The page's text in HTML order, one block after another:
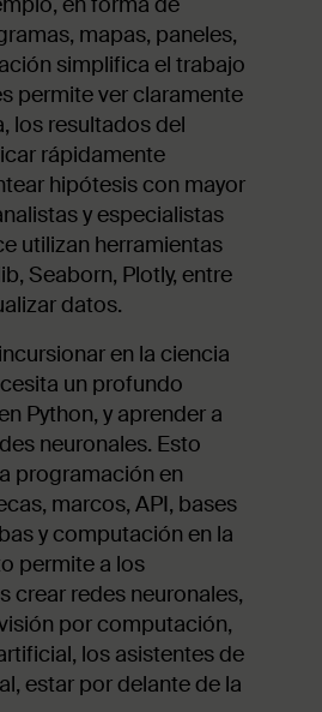
mapas, paneles,
simplifica el trabajo
permite ver claramente
los resultados del
rápidamente
hipótesis con mayor
y especialistas
utilizan herramientas
Seaborn, Plotly, entre
datos.
en la ciencia
un profundo
Python, y aprender a
neuronales. Esto
programación en
marcos, API, bases
y computación en la
permite a los
crear redes neuronales,
por computación,
los asistentes de
estar por delante de la